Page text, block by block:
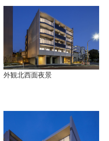
外観北西面夜景